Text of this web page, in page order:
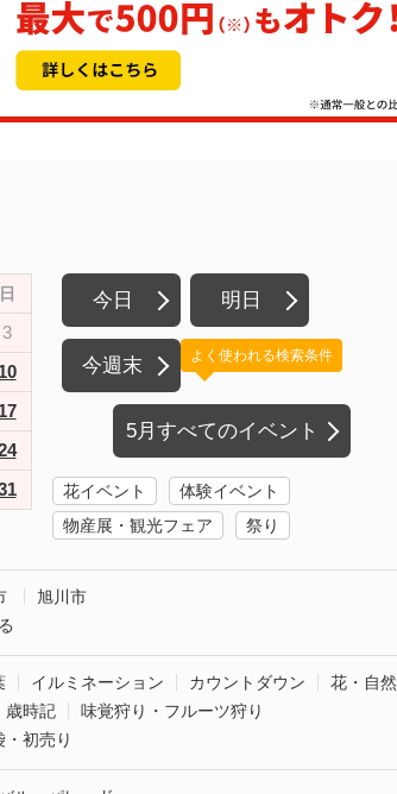
日
3
10
17
今日 明日
今週末
5月すべてのイベント
よく使われる検索条件
花イベント
体験イベント
物産展・観光フェア
祭り
旭川市
イルミネーション カウントダウン
花・自然
歳時記
味覚狩り・フルーツ狩り
・初売り